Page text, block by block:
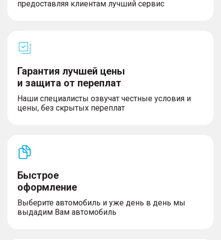
предоставляя клиентам лучший сервис
Гарантия лучшей цены
и защита от переплат
Наши специалисты озвучат честные условия и
цены, без скрытых переплат
Быстрое
оформление
Выберите автомобиль и уже день в день мы
выдадим Вам автомобиль